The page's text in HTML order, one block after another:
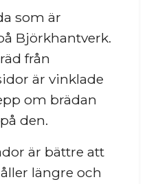
som är
Björkhantverk.
från
är vinklade
om brädan
den.
är bättre att
längre och